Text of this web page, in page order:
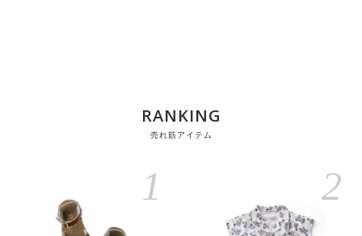
RANKING
売れ筋アイテム
1 2